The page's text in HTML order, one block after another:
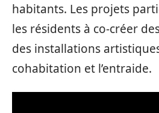
habitants. Les projets
les résidents à co-créer
des installations
cohabitation et l’entraide.